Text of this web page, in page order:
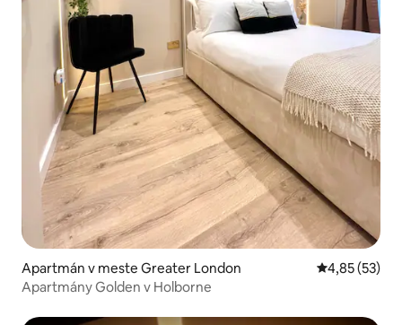
Apartmán v meste Greater London Priemerné
4,85 (53)
Apartmány Golden v Holborne